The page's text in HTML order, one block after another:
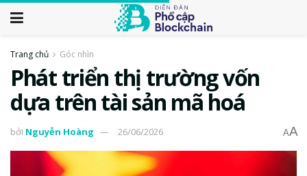
Trang chủ Góc nhìn
Phát triển thị trường vốn
dựa trên tài sản mã hoá
bởi Nguyễn Hoàng 26/06/2026 AA